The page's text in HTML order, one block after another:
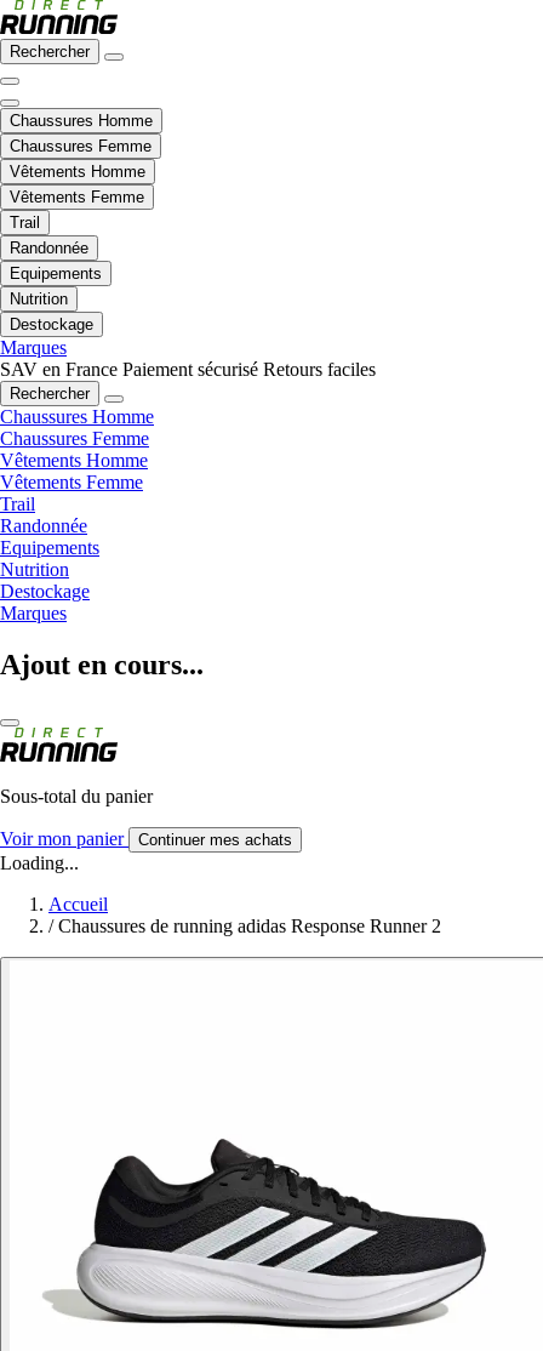
Rechercher
Chaussures Homme
Chaussures Femme
Vêtements Homme
Vêtements Femme
Trail
Randonnée
Equipements
Nutrition
Destockage
Marques
SAV en France Paiement sécurisé Retours faciles
Rechercher
Chaussures Homme
Chaussures Femme
Vêtements Homme
Vêtements Femme
Trail
Randonnée
Equipements
Nutrition
Destockage
Marques
Ajout en cours...
Sous-total du panier
Voir mon panier Continuer mes achats
Loading...
Accueil
/ Chaussures de running adidas Response Runner 2